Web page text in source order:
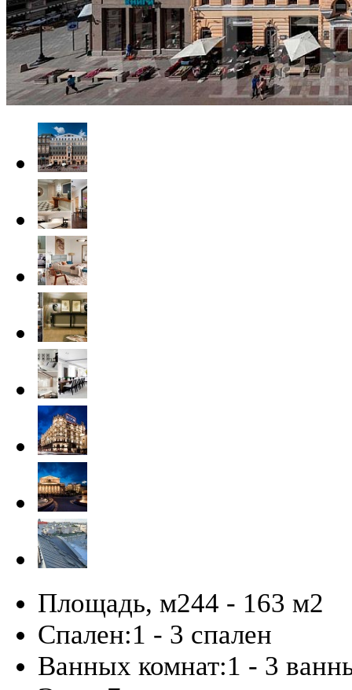
Площадь, м244 - 163 м2
Спален:1 - 3 спален
Ванных комнат:1 - 3